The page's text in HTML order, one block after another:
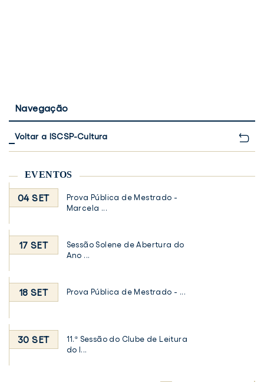
Navegação
Voltar a ISCSP-Cultura
EVENTOS
04 SET
Prova Pública de Mestrado -
Marcela ...
17 SET
Sessão Solene de Abertura do
Ano ...
18 SET Prova Pública de Mestrado - ...
30 SET
11.ª Sessão do Clube de Leitura
do I...